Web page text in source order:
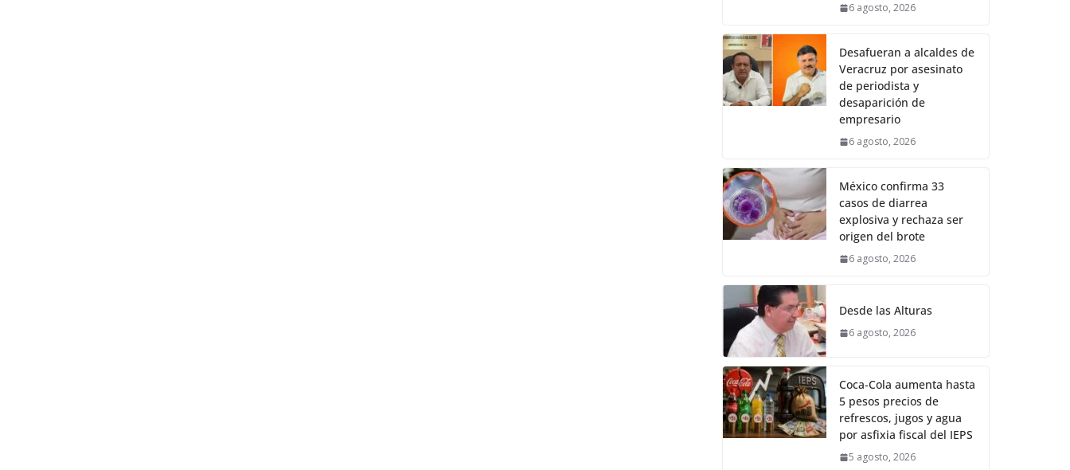
6 agosto, 2026
Desafueran a alcaldes de
Veracruz por asesinato
de periodista y
desaparición de
empresario
6 agosto, 2026
México confirma 33
casos de diarrea
explosiva y rechaza ser
origen del brote
6 agosto, 2026
Desde las Alturas
6 agosto, 2026
Coca-Cola aumenta hasta
5 pesos precios de
refrescos, jugos y agua
por asfixia fiscal del IEPS
5 agosto, 2026